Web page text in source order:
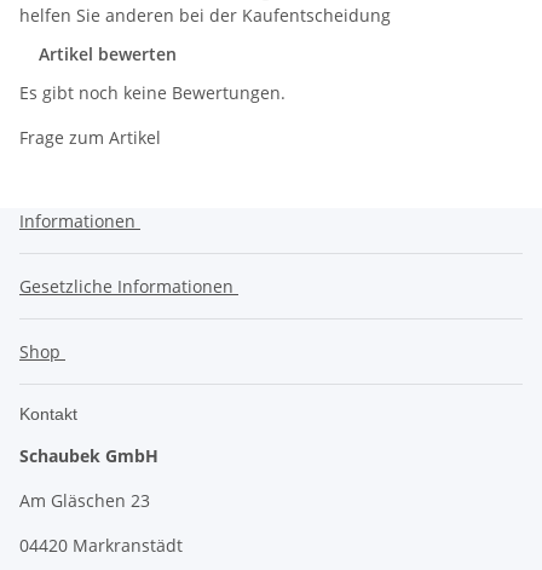
helfen Sie anderen bei der Kaufentscheidung
Artikel bewerten
Es gibt noch keine Bewertungen.
Frage zum Artikel
Informationen
Gesetzliche Informationen
Shop
Kontakt
Schaubek GmbH
Am Gläschen 23
04420 Markranstädt